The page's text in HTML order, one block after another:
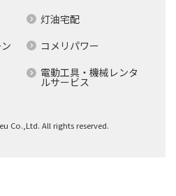
灯油宅配
コメリパワー
電動工具・機械レンタ
ルサービス
Co.,Ltd. All rights reserved.